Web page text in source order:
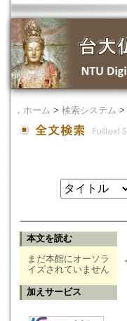
． ホーム > 検索システム >
本文を読む
まだ本館にオーソラ
イズされていません
加えサービス